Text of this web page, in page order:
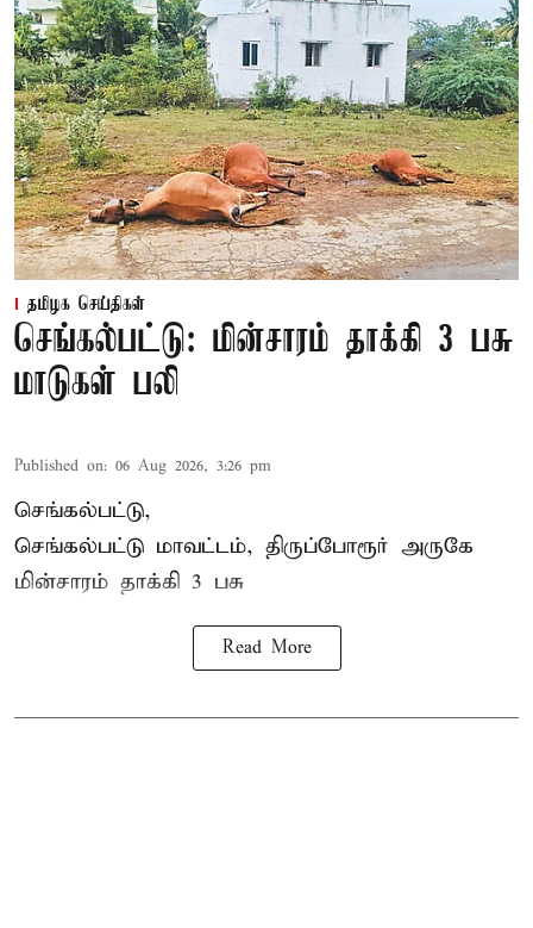
தமிழக செய்திகள்
செங்கல்பட்டு: மின்சாரம் தாக்கி 3 பசு
மாடுகள் பலி
Published on: 06 Aug 2026, 3:26 pm
செங்கல்பட்டு,
செங்கல்பட்டு மாவட்டம், திருப்போரூர் அருகே
மின்சாரம் தாக்கி 3 பசு
Read More